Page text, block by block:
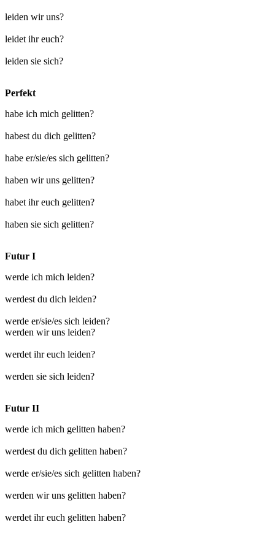
leiden wir uns?
leidet ihr euch?
leiden sie sich?
Perfekt
habe ich mich gelitten?
habest du dich gelitten?
habe er/sie/es sich gelitten?
haben wir uns gelitten?
habet ihr euch gelitten?
haben sie sich gelitten?
Futur I
werde ich mich leiden?
werdest du dich leiden?
werde er/sie/es sich leiden?
werden wir uns leiden?
werdet ihr euch leiden?
werden sie sich leiden?
Futur II
werde ich mich gelitten haben?
werdest du dich gelitten haben?
werde er/sie/es sich gelitten haben?
werden wir uns gelitten haben?
werdet ihr euch gelitten haben?